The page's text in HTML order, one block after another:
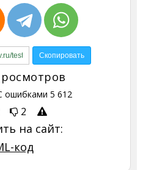
ошибками 5 612
2
на сайт:
код